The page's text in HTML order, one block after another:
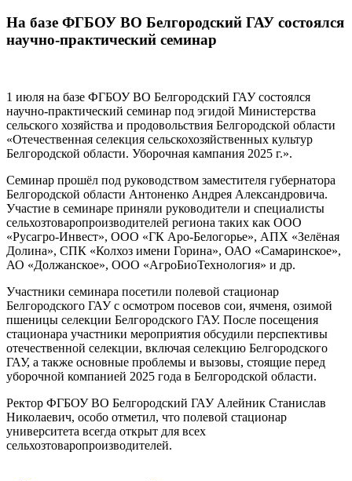
На базе ФГБОУ ВО Белгородский ГАУ состоялся
научно-практический семинар
1 июля на базе ФГБОУ ВО Белгородский ГАУ состоялся
научно-практический семинар под эгидой Министерства
сельского хозяйства и продовольствия Белгородской области
«Отечественная селекция сельскохозяйственных культур
Белгородской области. Уборочная кампания 2025 г.».
Семинар прошёл под руководством заместителя губернатора
Белгородской области Антоненко Андрея Александровича.
Участие в семинаре приняли руководители и специалисты
сельхозтоваропроизводителей региона таких как ООО
«Русагро-Инвест», ООО «ГК Аро-Белогорье», АПХ «Зелёная
Долина», СПК «Колхоз имени Горина», ОАО «Самаринское»,
АО «Должанское», ООО «АгроБиоТехнология» и др.
Участники семинара посетили полевой стационар
Белгородского ГАУ с осмотром посевов сои, ячменя, озимой
пшеницы селекции Белгородского ГАУ. После посещения
стационара участники мероприятия обсудили перспективы
отечественной селекции, включая селекцию Белгородского
ГАУ, а также основные проблемы и вызовы, стоящие перед
уборочной компанией 2025 года в Белгородской области.
Ректор ФГБОУ ВО Белгородский ГАУ Алейник Станислав
Николаевич, особо отметил, что полевой стационар
университета всегда открыт для всех
сельхозтоваропроизводителей.